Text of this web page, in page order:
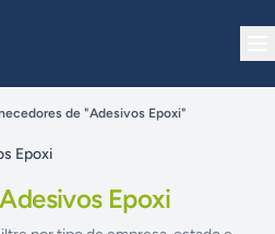
de "Adesivos Epoxi"
Epoxi
Adesivos Epoxi